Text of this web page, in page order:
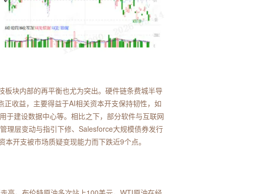
块内部的再平衡也尤为突出。硬件链条费城半导
收益，主要得益于AI相关资本开支保持韧性，如
于建设数据中心等。相比之下，部分软件与互联网
理层变动与指引下修、Salesforce大规模债券发行
开支被市场质疑变现能力而下跌近9个点。